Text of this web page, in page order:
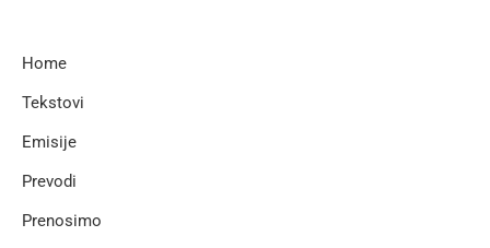
Home
Tekstovi
Emisije
Prevodi
Prenosimo